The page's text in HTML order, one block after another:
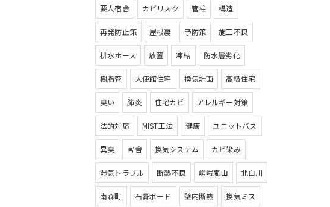
要人宿舎 カビリスク 管柱 構造
再発防止策 屋根裏 予防策 施工不良
排水ホース 放置 凍結 防水層劣化
樹脂管 大使館住宅 換気計画 高級住宅
臭い 肺炎 住宅カビ アレルギー対策
法的対応 MIST工法 健康 ユニットバス
異臭 官舎 換気システム カビ染み
湿気トラブル 断熱不良 嵯峨嵐山 北白川
南森町 石膏ボード 壁内断熱 換気ミス